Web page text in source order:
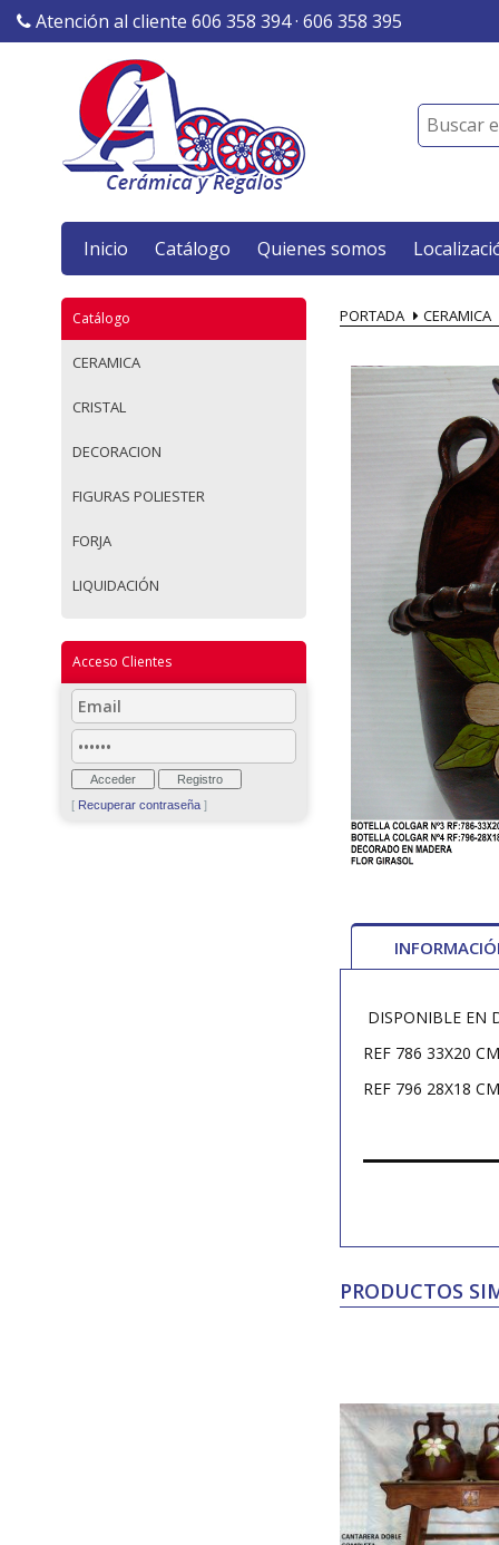
Atención al cliente 606 358 394 · 606 358 395
Inicio Catálogo Quienes somos
Catálogo
CERAMICA
CRISTAL
DECORACION
FIGURAS POLIESTER
FORJA
LIQUIDACIÓN
Acceso Clientes
[ Recuperar contraseña ]
PORTADA CERAMICA
DISPONIBLE EN
REF 786 33X20
REF 796 28X18
PRODUCTOS